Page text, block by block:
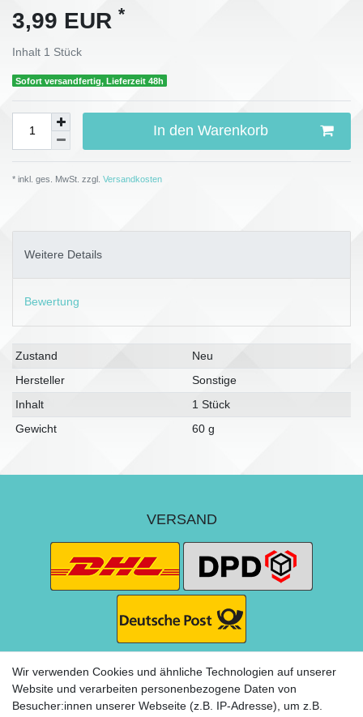
3,99 EUR *
Inhalt 1 Stück
Sofort versandfertig, Lieferzeit 48h
In den Warenkorb
* inkl. ges. MwSt. zzgl. Versandkosten
Weitere Details
Bewertung
Zustand
Neu
Hersteller
Sonstige
Inhalt
1 Stück
Gewicht
60 g
VERSAND
Wir verwenden Cookies und ähnliche Technologien auf unserer
Website und verarbeiten personenbezogene Daten von
Besucher:innen unserer Webseite (z.B. IP-Adresse), um z.B.